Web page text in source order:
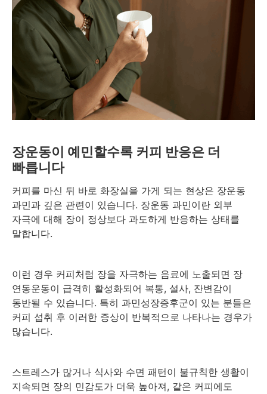
장운동이 예민할수록 커피 반응은 더
빠릅니다
커피를 마신 뒤 바로 화장실을 가게 되는 현상은 장운동
과민과 깊은 관련이 있습니다. 장운동 과민이란 외부
자극에 대해 장이 정상보다 과도하게 반응하는 상태를
말합니다.
이런 경우 커피처럼 장을 자극하는 음료에 노출되면 장
연동운동이 급격히 활성화되어 복통, 설사, 잔변감이
동반될 수 있습니다. 특히 과민성장증후군이 있는 분들은
커피 섭취 후 이러한 증상이 반복적으로 나타나는 경우가
많습니다.
스트레스가 많거나 식사와 수면 패턴이 불규칙한 생활이
지속되면 장의 민감도가 더욱 높아져, 같은 커피에도